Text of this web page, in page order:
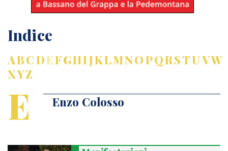
Indice
ABCDEFGHIJKLMNOPQRSTUVW
XYZ
E Enzo Colosso